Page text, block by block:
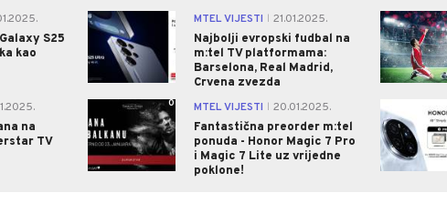
S25
kao
MTEL VIJESTI
21.01.2025.
Najbolji evropski fudbal na
m:tel TV platformama:
Barselona, Real Madrid,
Crvena zvezda
na
TV
0 MTEL VIJESTI
20.01.2025.
Fantastična preorder m:tel
ponuda - Honor Magic 7 Pro
i Magic 7 Lite uz vrijedne
poklone!